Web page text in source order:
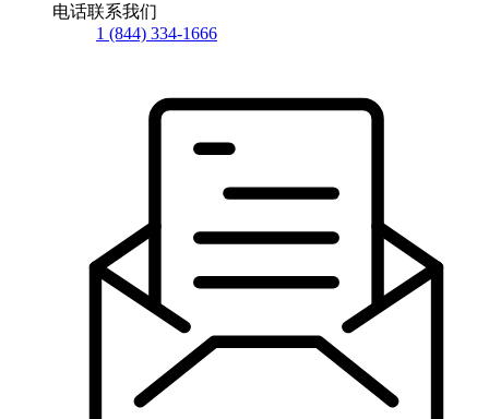
电话联系我们
1 (844) 334-1666